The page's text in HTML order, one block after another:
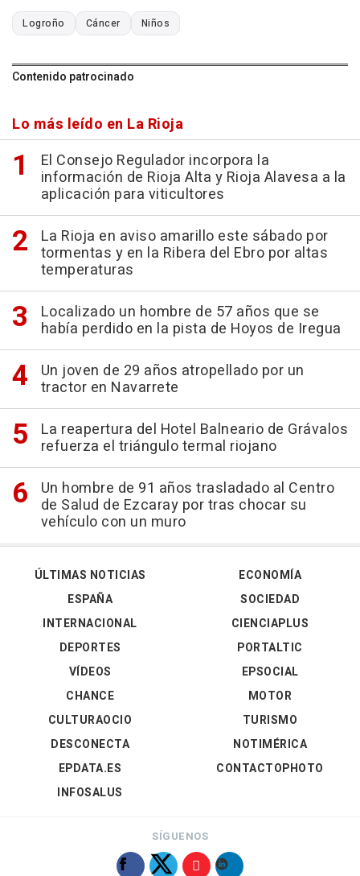
Logroño Cáncer Niños
Contenido patrocinado
Lo más leído en La Rioja
El Consejo Regulador incorpora la
información de Rioja Alta y Rioja Alavesa a la
aplicación para viticultores
La Rioja en aviso amarillo este sábado por
tormentas y en la Ribera del Ebro por altas
temperaturas
Localizado un hombre de 57 años que se
había perdido en la pista de Hoyos de Iregua
Un joven de 29 años atropellado por un
tractor en Navarrete
La reapertura del Hotel Balneario de Grávalos
refuerza el triángulo termal riojano
Un hombre de 91 años trasladado al Centro
de Salud de Ezcaray por tras chocar su
vehículo con un muro
ÚLTIMAS NOTICIAS
ESPAÑA
INTERNACIONAL
DEPORTES
VÍDEOS
ECONOMÍA
SOCIEDAD
CIENCIAPLUS
PORTALTIC
EPSOCIAL
CHANCE
CULTURAOCIO
DESCONECTA
EPDATA.ES
INFOSALUS
MOTOR
TURISMO
NOTIMÉRICA
CONTACTOPHOTO
SÍGUENOS